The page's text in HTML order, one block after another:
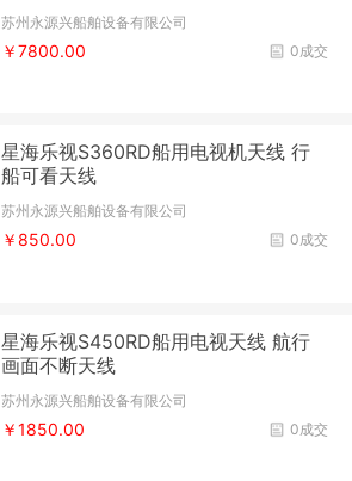
苏州永源兴船舶设备有限公司
0成交
￥7800.00
星海乐视S360RD船用电视机天线 行
船可看天线
苏州永源兴船舶设备有限公司
0成交
￥850.00
星海乐视S450RD船用电视天线 航行
画面不断天线
苏州永源兴船舶设备有限公司
0成交
￥1850.00